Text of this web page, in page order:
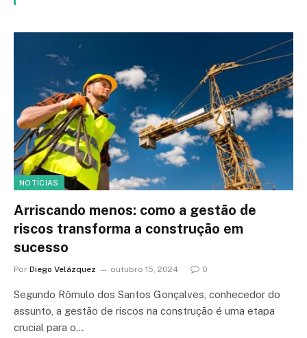
NOTÍCIAS
Arriscando menos: como a gestão de
riscos transforma a construção em
sucesso
Por Diego Velázquez outubro 15, 2024 0
Segundo Rômulo dos Santos Gonçalves, conhecedor do
assunto, a gestão de riscos na construção é uma etapa
crucial para o…